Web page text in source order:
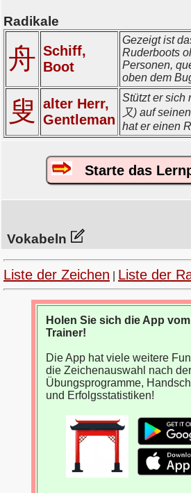
Radikale
舟 Schiff,
Boot
Gezeigt ist
Ruderboots
Personen,
oben dem
叟
alter Herr,
Gentleman
Stützt er sich
又) auf
hat er einen
Starte das
Vokabeln
Liste der Zeichen Liste der
Holen Sie sich die App
Trainer!
Die App hat viele weitere
die Zeichenauswahl nach
Übungsprogramme,
und Erfolgsstatistiken!